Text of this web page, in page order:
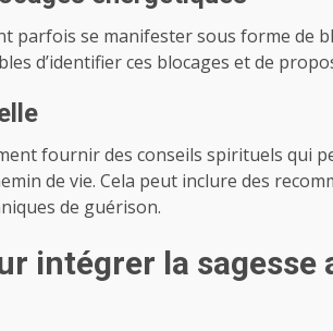
parfois se manifester sous forme de
d’identifier ces blocages et de
fournir des conseils spirituels qui
de vie. Cela peut inclure des
de guérison.
intégrer la sagesse